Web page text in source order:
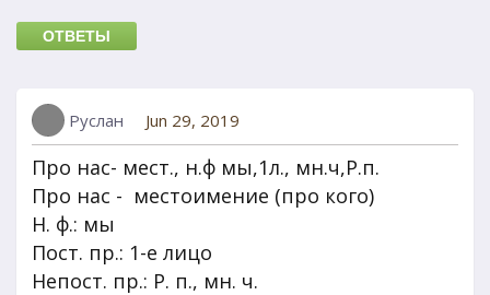
ОТВЕТЫ
Руслан Jun 29, 2019
Про нас- мест., н.ф мы,1л., мн.ч,Р.п.
Про нас - местоимение (про кого)
Н. ф.: мы
Пост. пр.: 1-е лицо
Непост. пр.: Р. п., мн. ч.